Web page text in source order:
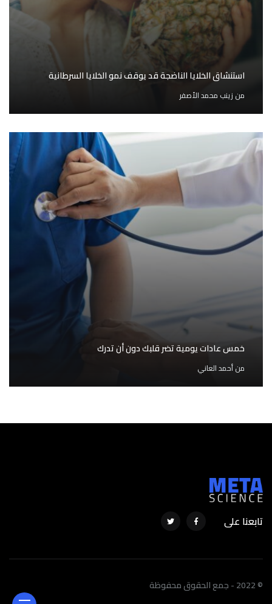
استنشاق الخلايا الناضجة قد يوقف نمو الخلايا السرطانية
من زينب محمد الأصفر
خمس عادات يومية تضر قلبك دون أن تدرك
منأحمد العاني
تابعنا على
© 2022 - جمع الحقوق محفوظة